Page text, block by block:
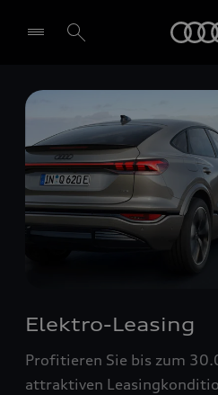
Händler wählen
Elektro-Leasing
Profitieren Sie bis zum
attraktiven